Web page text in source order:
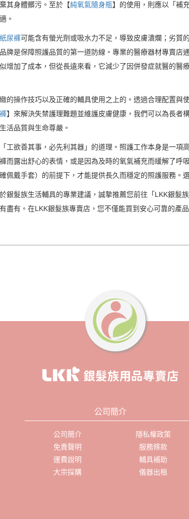
其身體髒污。至於【純氧氣隨身瓶】的使用，則應以「補
。
紙尿褲可能含有螢光劑或吸水力不足，導致皮膚潰爛；劣質
牌是保障照護品質的第一道防線。專業的醫療器材專賣
增加了成本，但從長遠來看，它減少了因併發症就醫的
的操作技巧以及正確的輔具使用之上的。透過合理配置與
】來解決失禁護理難題並維護皮膚健康，我們可以為長者
活品質與生命尊嚴。
工欲善其事，必先利其器」的道理。照護工作本身是一
而露出舒心的表情，或是因為及時的氧氣補充而緩解了
佩戴手套）的前提下，才能提供長久而穩定的照護服務。
銀髮族生活輔具的專業建議，誠摯推薦您前往「LKK銀髮
盡有。在LKK銀髮族專賣店，您不僅能買到安心可靠的產
公司簡介
公司簡介
隱私權政策
免責聲明
服務條款
運費說明
輔具補助
大宗採購
儀器出租